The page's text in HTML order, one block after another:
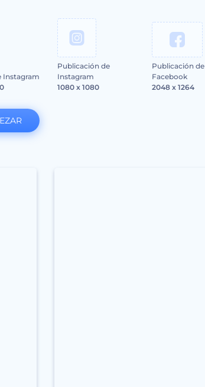
Instagram
Publicación de
Instagram
1080 x 1080
Publicación de
Facebook
2048 x 1264